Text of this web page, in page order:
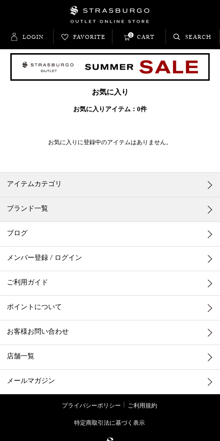
LOGIN FAVORITE CART
0 SEARCH
お気に入り
お気に入りアイテム： 0件
お気に入りに登録中のアイテムはありません。
アイテムカテゴリ
ブランド一覧
ブログ
メンバー登録 / ログイン
ご利用ガイド
ポイントについて
お客様お問い合わせ
店舗一覧
メールマガジン
プライバシーポリシー
ご利用規約
特定商取引法に基づく表示